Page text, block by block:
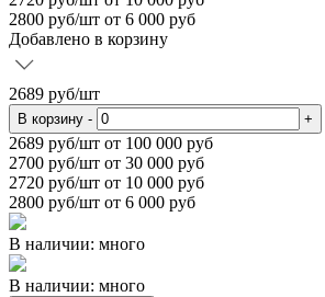
2800 руб/шт от 6 000 руб
Добавлено в корзину
2689 руб/шт
В корзину - +
2689 руб/шт от 100 000 руб
2700 руб/шт от 30 000 руб
2720 руб/шт от 10 000 руб
2800 руб/шт от 6 000 руб
В наличии: много
В наличии: много